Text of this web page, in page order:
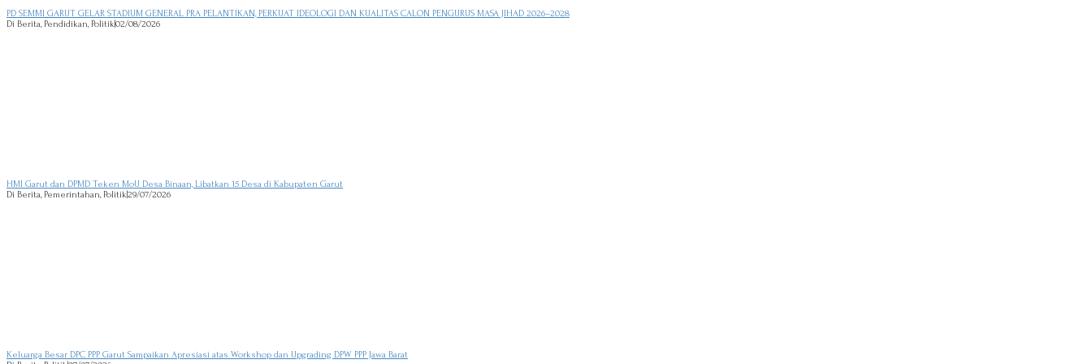
PD SEMMI GARUT GELAR STADIUM GENERAL PRA PELANTIKAN, PERKUAT IDEOLOGI DAN KUALITAS CALON PENGURUS MASA JIHAD 2026–2028
Di Berita, Pendidikan, Politik02/08/2026
HMI Garut dan DPMD Teken MoU Desa Binaan, Libatkan 15 Desa di Kabupaten Garut
Di Berita, Pemerintahan, Politik29/07/2026
Keluarga Besar DPC PPP Garut Sampaikan Apresiasi atas Workshop dan Upgrading DPW PPP Jawa Barat